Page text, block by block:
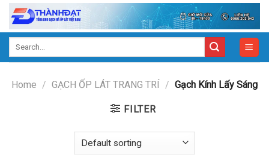
Skip
content
Home / GẠCH ỐP LÁT TRANG TRÍ / Gạch Kính Lấy Sáng
FILTER